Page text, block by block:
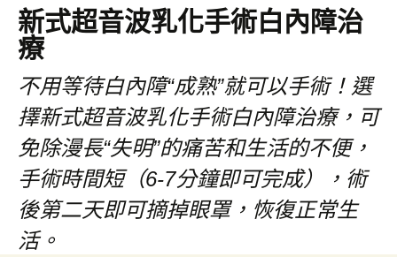
新式超音波乳化手術白內障治
療
不用等待白內障“成熟”就可以手術！選
擇新式超音波乳化手術白內障治療，可
免除漫長“失明”的痛苦和生活的不便，
手術時間短（6-7分鐘即可完成），術
後第二天即可摘掉眼罩，恢復正常生
活。